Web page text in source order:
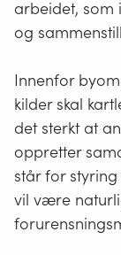
arbeidet, som
og
Innenfor
kilder skal
det sterkt at
oppretter
står for
vil være